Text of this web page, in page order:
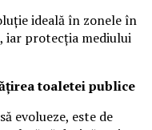
ideală în zonele în
iar protecția mediului
toaletei publice
evolueze, este de